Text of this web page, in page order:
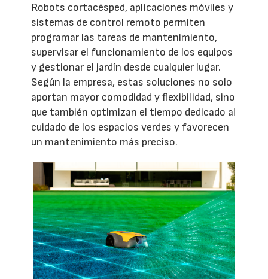
Robots cortacésped, aplicaciones móviles y
sistemas de control remoto permiten
programar las tareas de mantenimiento,
supervisar el funcionamiento de los equipos
y gestionar el jardín desde cualquier lugar.
Según la empresa, estas soluciones no solo
aportan mayor comodidad y flexibilidad, sino
que también optimizan el tiempo dedicado al
cuidado de los espacios verdes y favorecen
un mantenimiento más preciso.